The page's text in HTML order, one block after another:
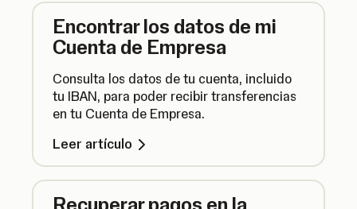
Encontrar los datos de mi
Cuenta de Empresa
Consulta los datos de tu cuenta, incluido
tu IBAN, para poder recibir transferencias
en tu Cuenta de Empresa.
Leer artículo
Recuperar pagos en la